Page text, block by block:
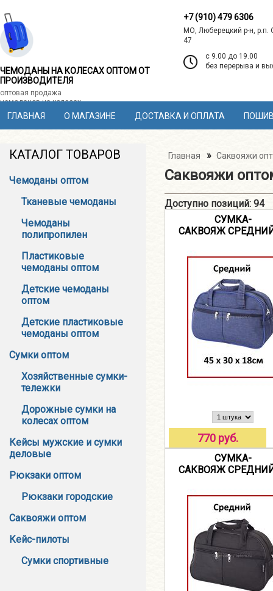
ЧЕМОДАНЫ НА КОЛЕСАХ ОПТОМ ОТ
ПРОИЗВОДИТЕЛЯ
оптовая продажа
чемоданов на колесах
+7 (910) 479 6306
МО, Люберецкий р-н, р.п.
47
c 9.00 до 19.00
без перерыва и
ГЛАВНАЯ О МАГАЗИНЕ ДОСТАВКА И ОПЛАТА
КАТАЛОГ ТОВАРОВ
Чемоданы оптом
Тканевые чемоданы
Чемоданы
полипропилен
Пластиковые
чемоданы оптом
Детские чемоданы
оптом
Детские пластиковые
чемоданы оптом
Сумки оптом
Хозяйственные сумки-
тележки
Дорожные сумки на
колесах оптом
Кейсы мужские и сумки
деловые
Рюкзаки оптом
Рюкзаки городские
Саквояжи оптом
Кейс-пилоты
Сумки спортивные
Главная » Саквояжи
Саквояжи
Доступно позиций: 94
СУМКА-
САКВОЯЖ
770 руб.
СУМКА-
САКВОЯЖ